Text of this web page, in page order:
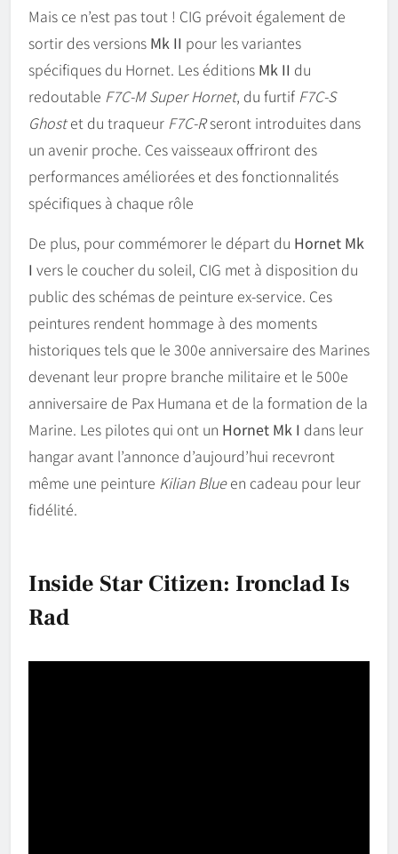
Mais ce n’est pas tout ! CIG prévoit également de
sortir des versions Mk II pour les variantes
spécifiques du Hornet. Les éditions Mk II du
redoutable F7C-M Super Hornet, du furtif F7C-S
Ghostet du traqueur F7C-Rseront introduites dans
un avenir proche. Ces vaisseaux offriront des
performances améliorées et des fonctionnalités
spécifiques à chaque rôle
De plus, pour commémorer le départ du Hornet Mk
I vers le coucher du soleil, CIG met à disposition du
public des schémas de peinture ex-service. Ces
peintures rendent hommage à des moments
historiques tels que le 300e anniversaire des Marines
devenant leur propre branche militaire et le 500e
anniversaire de Pax Humana et de la formation de la
Marine. Les pilotes qui ont un Hornet Mk I dans leur
hangar avant l’annonce d’aujourd’hui recevront
même une peinture Kilian Blueen cadeau pour leur
fidélité.
Inside Star Citizen: Ironclad Is
Rad